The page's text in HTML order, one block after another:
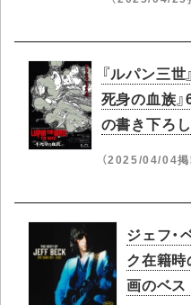
『ルパン三
死身の血族
の書き下ろ
（2025/04/04掲
ジェフ・
ク在籍
画のベ